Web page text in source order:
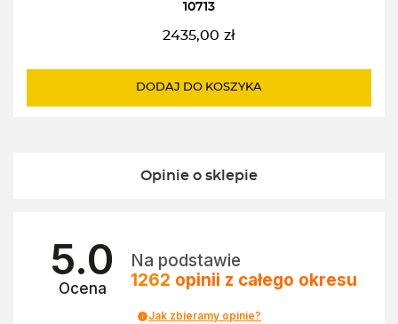
10713
2435,00 zł
DODAJ DO KOSZYKA
Opinie o sklepie
5.0
Ocena
Na podstawie
1262 opinii z całego okresu
Jak zbieramy opinie?